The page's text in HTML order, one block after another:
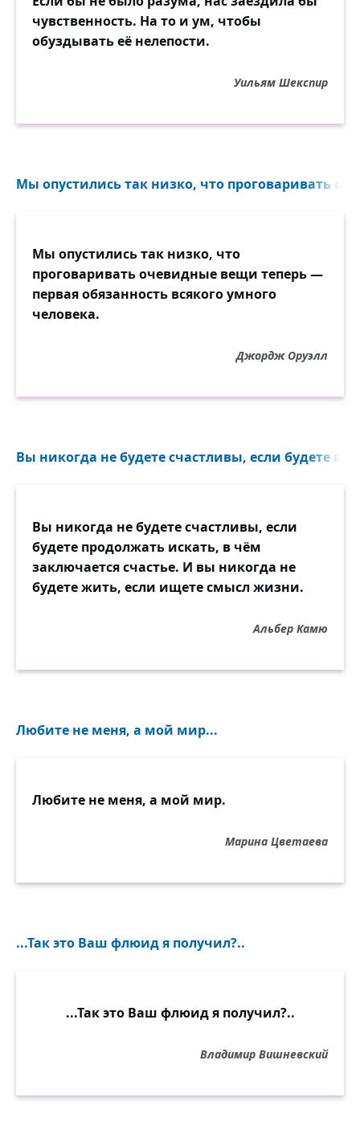
чувственность. На то и ум, чтобы
обуздывать её нелепости.
Уильям Шекспир
Мы опустились так низко, что проговаривать
Мы опустились так низко, что
проговаривать очевидные вещи теперь —
первая обязанность всякого умного
человека.
Джордж Оруэлл
Вы никогда не будете счастливы, если будете
Вы никогда не будете счастливы, если
будете продолжать искать, в чём
заключается счастье. И вы никогда не
будете жить, если ищете смысл жизни.
Альбер Камю
Любите не меня, а мой мир...
Любите не меня, а мой мир.
Марина Цветаева
...Так это Ваш флюид я получил?..
...Так это Ваш флюид я получил?..
Владимир Вишневский